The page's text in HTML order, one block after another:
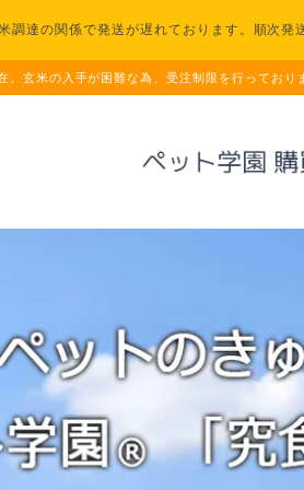
調達の関係で発送が遅れております。順次発
、玄米の入手が困難な為、受注制限を行っており